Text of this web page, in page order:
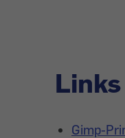
Gimp-